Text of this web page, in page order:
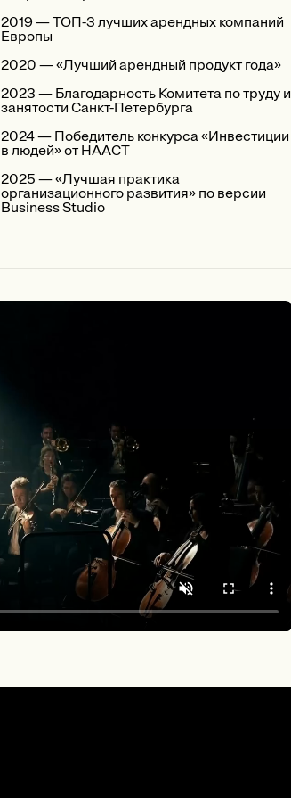
2019 — ТОП-3 лучших арендных компаний
Европы
2020 — «Лучший арендный продукт года»
2023 — Благодарность Комитета по труду и
занятости Санкт-Петербурга
2024 — Победитель конкурса «Инвестиции
в людей» от НААСТ
2025 — «Лучшая практика
организационного развития» по версии
Business Studio